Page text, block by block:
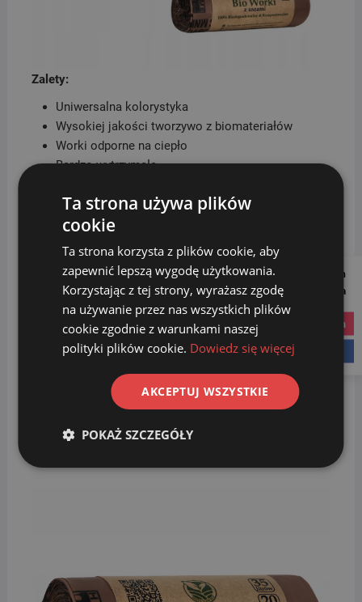
Zalety:
Uniwersalna kolorystyka
Wysokiej jakości tworzywo z biomateriałów
Worki odporne na ciepło
Bardzo wytrzymałe
Spełniają normę EN 13432
Posiadają certyfikat „OK compost HOME”
austriackiej firmy TUV
WORKI Biodegradowalne Kompostowalne BIO 20l
100szt
Pojemność 20 litrów
Kolor: Brązowy – BIO
20 sztuk na każdej rolce
Wymiary : Szerokość – 46 cm, Długość – 60 cm
Aukcja dotyczy zestawu 100 szt worków
wysyłanych w 5 rolkach
Follow us on
Social Media
instagram
Ta strona używa plików
cookie
Ta strona korzysta z plików cookie, aby
zapewnić lepszą wygodę użytkowania.
Korzystając z tej strony, wyrażasz zgodę
na używanie przez nas wszystkich plików
cookie zgodnie z warunkami naszej
polityki plików cookie. Dowiedz się więcej
AKCEPTUJ WSZYSTKIE
POKAŻ SZCZEGÓŁY